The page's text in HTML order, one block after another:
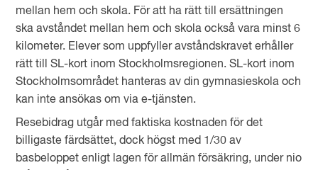
mellan hem och skola. För att ha rätt till ersättningen
ska avståndet mellan hem och skola också vara minst 6
kilometer. Elever som uppfyller avståndskravet erhåller
rätt till SL-kort inom Stockholmsregionen. SL-kort inom
Stockholmsområdet hanteras av din gymnasieskola och
kan inte ansökas om via e-tjänsten.
Resebidrag utgår med faktiska kostnaden för det
billigaste färdsättet, dock högst med 1/30 av
basbeloppet enligt lagen för allmän försäkring, under nio